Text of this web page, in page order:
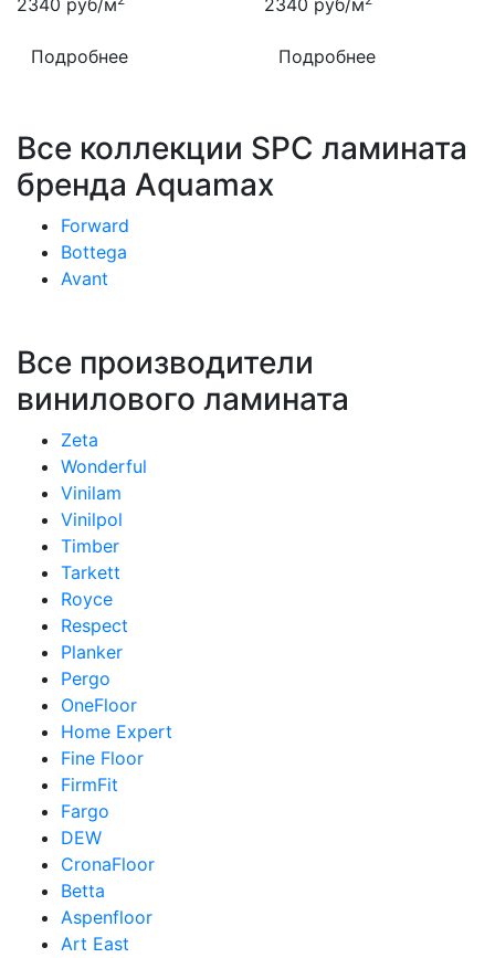
2340 руб/м
Подробнее
2340 руб/м
Подробнее
Все коллекции SPC ламината
бренда Aquamax
Forward
Bottega
Avant
Все производители
винилового ламината
Zeta
Wonderful
Vinilam
Vinilpol
Timber
Tarkett
Royce
Respect
Planker
Pergo
OneFloor
Home Expert
Fine Floor
FirmFit
Fargo
DEW
CronaFloor
Betta
Aspenfloor
Art East